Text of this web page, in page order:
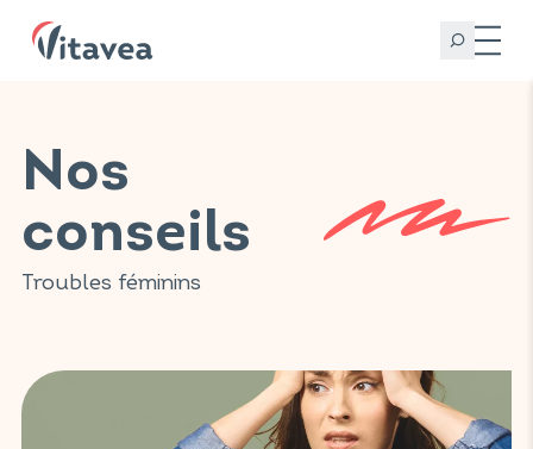
Nos
conseils
Troubles féminins